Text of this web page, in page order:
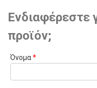
Ενδιαφέρεστε
προϊόν;
Όνομα*